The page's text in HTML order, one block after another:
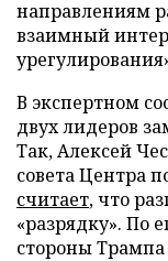
направлениям
взаимный
В экспертном
двух лидеров
Так, Алексей
совета Центра
считает, что
«разрядку». По
стороны